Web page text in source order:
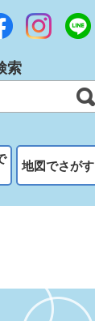
索
地図でさがす